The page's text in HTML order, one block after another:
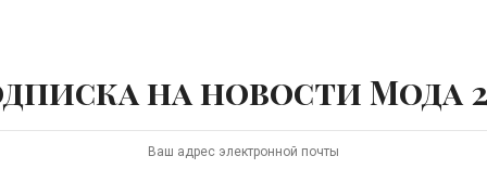
на новости Мода